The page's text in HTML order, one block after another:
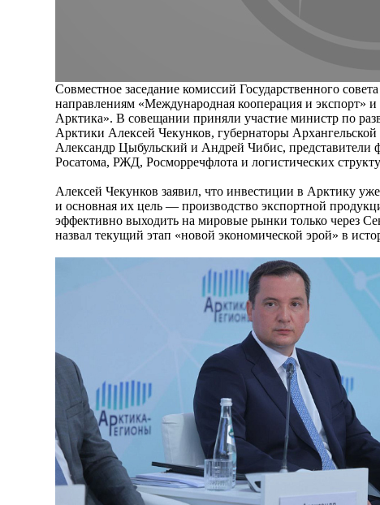
Совместное заседание комиссий Государственного
направлениям «Международная кооперация и экспорт»
Арктика». В совещании приняли участие министр по
Арктики Алексей Чекунков, губернаторы
Александр Цыбульский и Андрей Чибис, представители
Росатома, РЖД, Росморречфлота и логистических
Алексей Чекунков заявил, что инвестиции в Арктику
и основная их цель — производство экспортной
эффективно выходить на мировые рынки только через
назвал текущий этап «новой экономической эрой» в